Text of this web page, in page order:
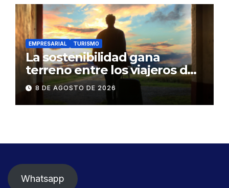
EMPRESARIAL TURISMO
La sostenibilidad gana
terreno entre los viajeros de
negocios
8 DE AGOSTO DE 2026
Whatsapp